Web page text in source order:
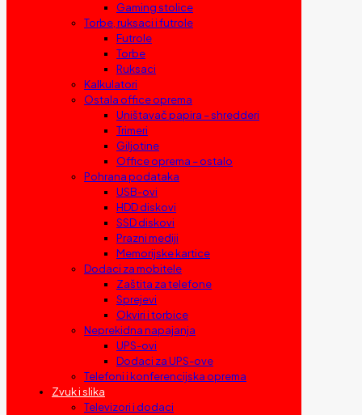
Gaming stolice
Torbe, ruksaci i futrole
Futrole
Torbe
Ruksaci
Kalkulatori
Ostala office oprema
Uništavač papira – shredderi
Trimeri
Giljotine
Office oprema – ostalo
Pohrana podataka
USB-ovi
HDD diskovi
SSD diskovi
Prazni mediji
Memorijske kartice
Dodaci za mobitele
Zaštita za telefone
Sprejevi
Okviri i torbice
Neprekidna napajanja
UPS-ovi
Dodaci za UPS-ove
Telefoni i konferencijska oprema
Zvuk i slika
Televizori i dodaci